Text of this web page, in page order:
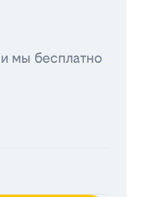
и мы бесплатно